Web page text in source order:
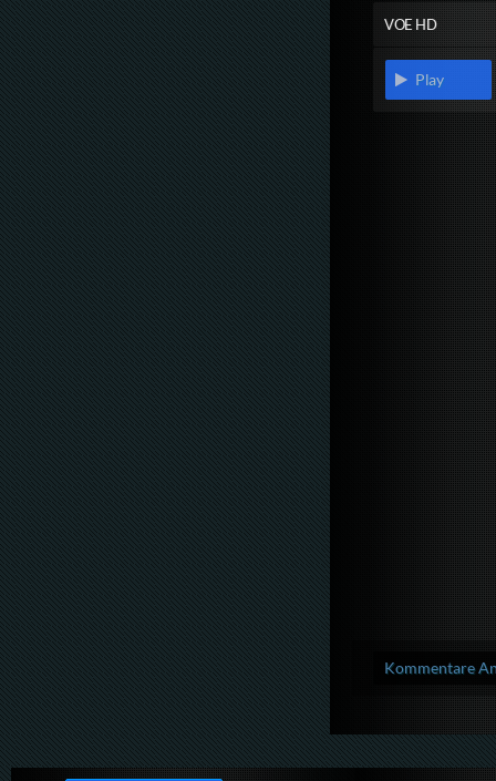
VOE HD
Play
Kommentare